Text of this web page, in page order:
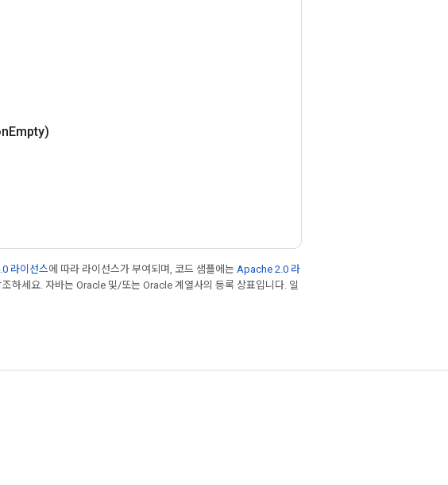
Empty)
라이선스에 따라 라이선스가 부여되며, 코드 샘플에는 Apache 2.0 라
조하세요. 자바는 Oracle 및/또는 Oracle 계열사의 등록 상표입니다. 일